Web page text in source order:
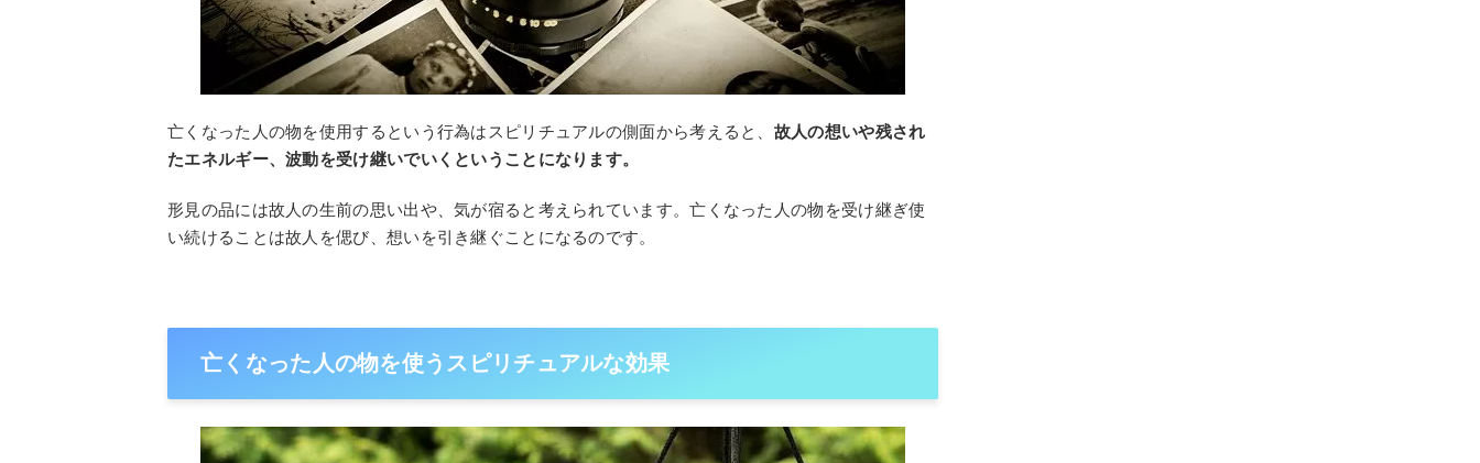
亡くなった人の物を使用するという行為はスピリチュアルの側面から考えると、 故人の想いや残され
たエネルギー、波動を受け継いでいくということになります。
形見の品には故人の生前の思い出や、気が宿ると考えられています。亡くなった人の物を受け継ぎ使
い続けることは故人を偲び、想いを引き継ぐことになるのです。
亡くなった人の物を使うスピリチュアルな効果